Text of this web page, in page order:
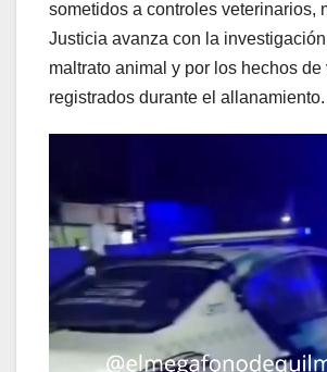
sometidos a controles veterinarios,
Justicia avanza con la
maltrato animal y por los hechos de
registrados durante el allanamiento.